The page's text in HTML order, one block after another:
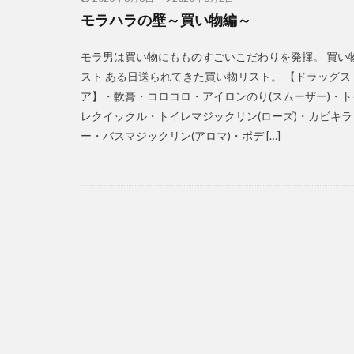
モラハラの壁～買い物編～
モラ男は買い物にもものすごいこだわりを発揮。 買い
スト ある日送られてきた買い物リスト。 【ドラッグス
ア】・軟膏・コロコロ・アイロンのり(スムーザー)・ト
レクイックル・トイレマジックリン(ローズ)・カビキラ
ー・バスマジックリン(アロマ)・ボデ […]